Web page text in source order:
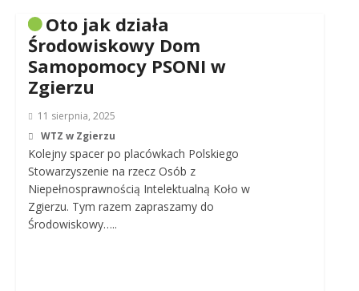
Oto jak działa
Środowiskowy Dom
Samopomocy PSONI w
Zgierzu
11 sierpnia, 2025
WTZ w Zgierzu
Kolejny spacer po placówkach Polskiego
Stowarzyszenie na rzecz Osób z
Niepełnosprawnością Intelektualną Koło w
Zgierzu. Tym razem zapraszamy do
Środowiskowy…..